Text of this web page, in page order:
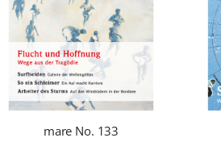
mare No. 133